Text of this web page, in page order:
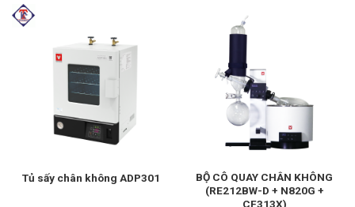
Tủ sấy chân không ADP301
BỘ CÔ QUAY CHÂN KHÔNG
(RE212BW-D + N820G +
CF313X)